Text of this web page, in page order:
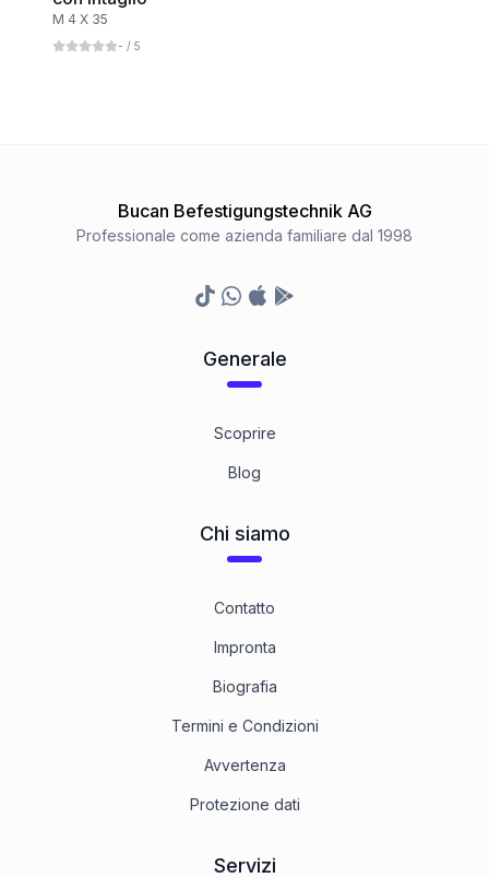
M 4 X 35
- / 5
Bucan Befestigungstechnik AG
Professionale come azienda familiare dal 1998
TikTokWhatsapp
Appstore
Google Play Store
Generale
Scoprire
Blog
Chi siamo
Contatto
Impronta
Biografia
Termini e Condizioni
Avvertenza
Protezione dati
Servizi